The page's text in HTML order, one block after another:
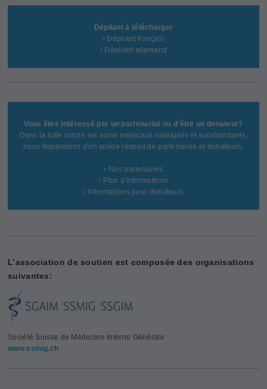
Dépliant à télécharger
› Dépliant français
› Dépliant allemand
Vous êtes intéressé par un partenariat ou d'être un donateur?
Dans la lutte contre les soins médicaux inadaptés et surabondants,
nous dépendons d'un solide réseau de partenaires et donateurs.
› Nos partenaires
› Plus d'informations
› Informations pour donateurs
L’association de soutien est composée des organisations
suivantes:
Société Suisse de Médecine Interne Générale
www.ssmig.ch